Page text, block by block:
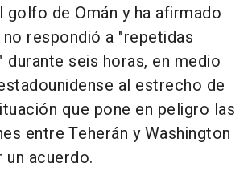
golfo de Omán y ha afirmado
respondió a "repetidas
durante seis horas, en medio
al estrecho de
que pone en peligro las
entre Teherán y Washington
un acuerdo.